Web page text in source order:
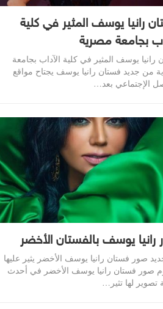
رانيا يوسف المثير في كلية
بجامعة مصرية
رانيا يوسف المثير في كلية الآداب بجامعة
من جديد فستان رانيا يوسف يجتاح مواقع
الإجتماعي بعد…
يوسف بالفستان الأخضر
صور فستان رانيا يوسف الأخضر يثير عليها
صور فستان رانيا يوسف الأخضر في أحدث
لها تثير…